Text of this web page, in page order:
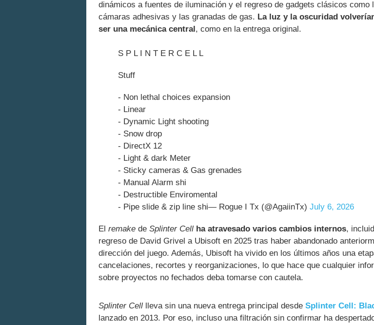
dinámicos a fuentes de iluminación y el regreso de gadgets clásicos como
cámaras adhesivas y las granadas de gas. La luz y la oscuridad
ser una mecánica central, como en la entrega original.
S P L I N T E R C E L L
Stuff
- Non lethal choices expansion
- Linear
- Dynamic Light shooting
- Snow drop
- DirectX 12
- Light & dark Meter
- Sticky cameras & Gas grenades
- Manual Alarm shi
- Destructible Enviromental
- Pipe slide & zip line shi— Rogue I Tx (@AgaiinTx) July 6, 2026
El remake de Splinter Cell ha atravesado varios cambios internos,
regreso de David Grivel a Ubisoft en 2025 tras haber abandonado
dirección del juego. Además, Ubisoft ha vivido en los últimos años una
cancelaciones, recortes y reorganizaciones, lo que hace que cualquier
sobre proyectos no fechados deba tomarse con cautela.
Splinter Cell lleva sin una nueva entrega principal desde Splinter Cell:
lanzado en 2013. Por eso, incluso una filtración sin confirmar ha